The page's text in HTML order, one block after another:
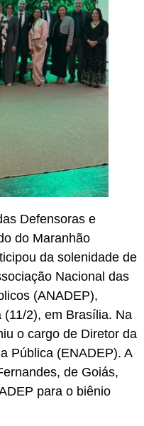
Defensoras e
do Maranhão
da solenidade de
Nacional das
(ANADEP),
2), em Brasília. Na
o cargo de Diretor da
Pública (ENADEP). A
de Goiás,
para o biênio